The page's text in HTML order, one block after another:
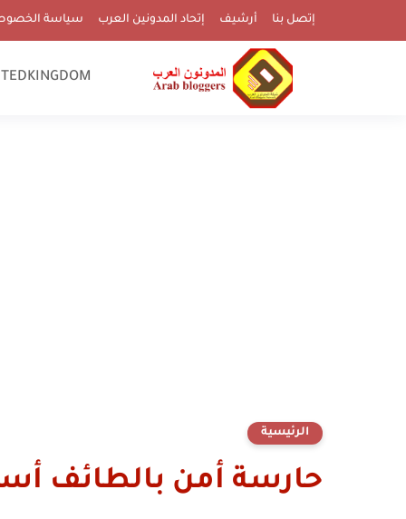
إتصل بنا أرشيف إتحاد المدونين العرب سياسة
الرئيسية
حارسة أمن بالطائف